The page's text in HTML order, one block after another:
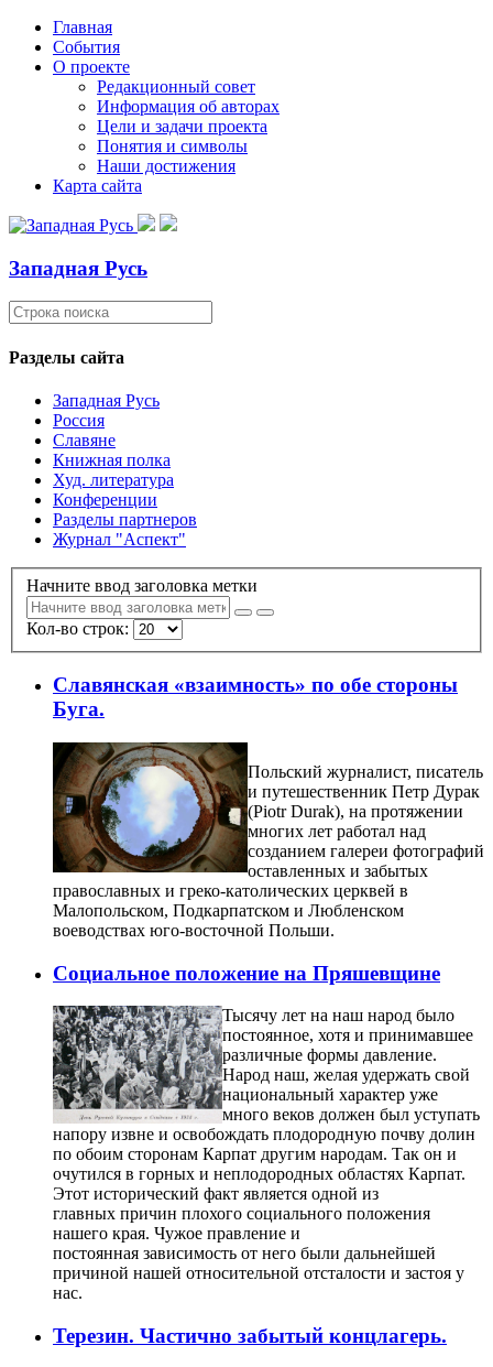
Главная
События
О проекте
Редакционный совет
Информация об авторах
Цели и задачи проекта
Понятия и символы
Наши достижения
Карта сайта
Западная Русь
Разделы сайта
Западная Русь
Россия
Славяне
Книжная полка
Худ. литература
Конференции
Разделы партнеров
Журнал "Аспект"
Начните ввод заголовка метки
Кол-во строк:
Славянская «взаимность» по обе стороны
Буга.
Польский журналист, писатель
и путешественник Петр Дурак
(Piotr Durak), на протяжении
многих лет работал над
созданием галереи фотографий
оставленных и забытых
православных и греко-католических церквей в
Малопольском, Подкарпатском и Любленском
воеводствах юго-восточной Польши.
Социальное положение на Пряшевщине
Тысячу лет на наш народ было
постоянное, хотя и принимавшее
различные формы давление.
Народ наш, желая удержать свой
национальный характер уже
много веков должен был уступать
напору извне и освобождать плодородную почву долин
по обоим сторонам Карпат другим народам. Так он и
очутился в горных и неплодородных областях Карпат.
Этот исторический факт является одной из
главных причин плохого социального положения
нашего края. Чужое правление и
постоянная зависимость от него были дальнейшей
причиной нашей относительной отсталости и застоя у
нас.
Терезин. Частично забытый концлагерь.